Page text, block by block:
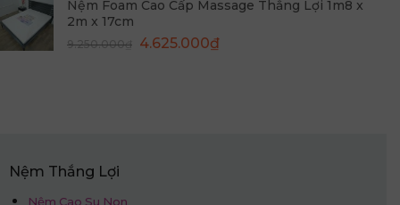
là:
tại
4.975.000₫.
Nệm Foam Cao Cấp Massage Thắng Lợi 1m8 x
2m x 17cm
9.250.000₫ Giá
4.625.000₫Giá
Nệm Thắng Lợi
Nệm Cao Su Non